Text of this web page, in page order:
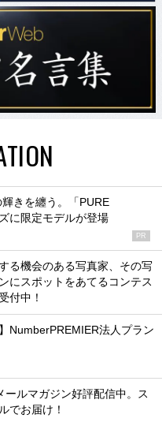
輝きを纏う。「PURE
に限定モデルが登場
PR
る機会のある写真家、その写
にスポットをあてるコンテス
付中！
NumberPREMIER法人プラン
ールマガジン好評配信中。ス
でお届け！